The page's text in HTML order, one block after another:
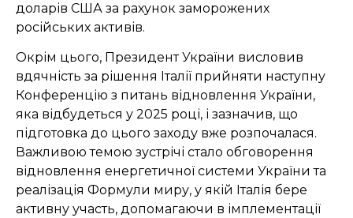
доларів США за рахунок заморожених
російських активів.
Окрім цього, Президент України висловив
вдячність за рішення Італії прийняти наступну
Конференцію з питань відновлення України,
яка відбудеться у 2025 році, і зазначив, що
підготовка до цього заходу вже розпочалася.
Важливою темою зустрічі стало обговорення
відновлення енергетичної системи України та
реалізація Формули миру, у якій Італія бере
активну участь, допомагаючи в імплементації